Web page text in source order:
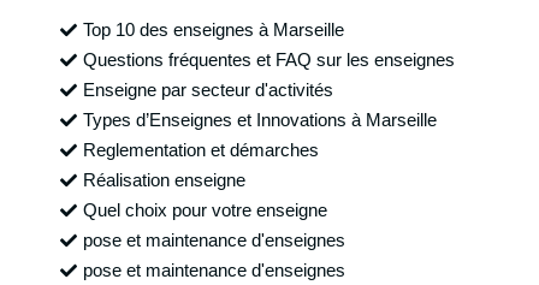
Top 10 des enseignes à Marseille
Questions fréquentes et FAQ sur les enseignes
Enseigne par secteur d'activités
Types d’Enseignes et Innovations à Marseille
Reglementation et démarches
Réalisation enseigne
Quel choix pour votre enseigne
pose et maintenance d'enseignes
pose et maintenance d'enseignes